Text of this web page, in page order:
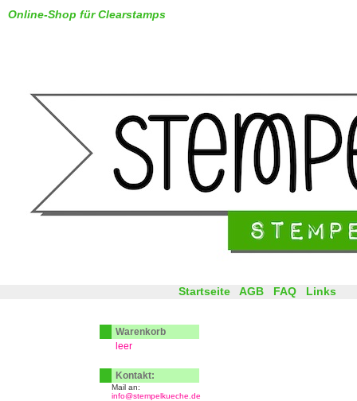
Online-Shop für Clearstamps
Startseite AGB FAQ Links
Warenkorb
leer
Kontakt:
Mail an:
info@stempelkueche.de